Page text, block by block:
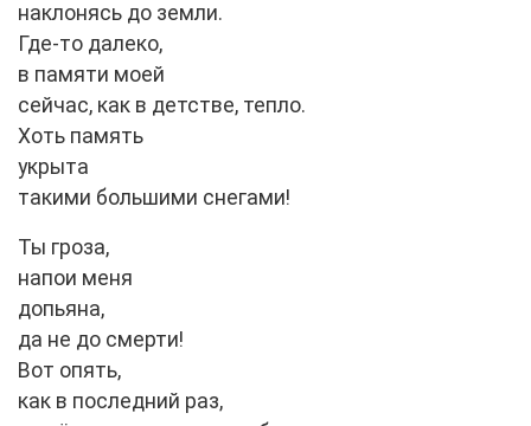
наклонясь до земли.
Где-то далеко,
в памяти моей
сейчас, как в детстве, тепло.
Хоть память
укрыта
такими большими снегами!
Ты гроза,
напои меня
допьяна,
да не до смерти!
Вот опять,
как в последний раз,